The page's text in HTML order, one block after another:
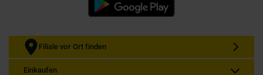
Filiale vor Ort finden
Einkaufen